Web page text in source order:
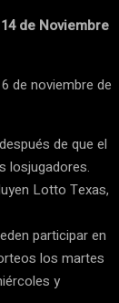
de Noviembre
de noviembre de
de que el
losjugadores.
Lotto Texas,
participar en
los martes
y